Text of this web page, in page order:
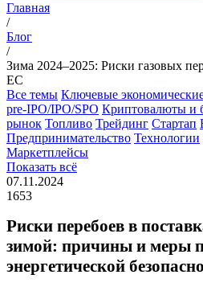
Главная
/
Блог
/
Зима 2024–2025: Риски газовых
ЕС
Все темы Ключевые
pre-IPO/IPO/SPO Криптовалюты и
рынок Топливо Трейдинг Стартап
Предпринимательство Технологии
Маркетплейсы
Показать всё
07.11.2024
1653
Риски перебоев в
зимой: причины и меры
энергетической